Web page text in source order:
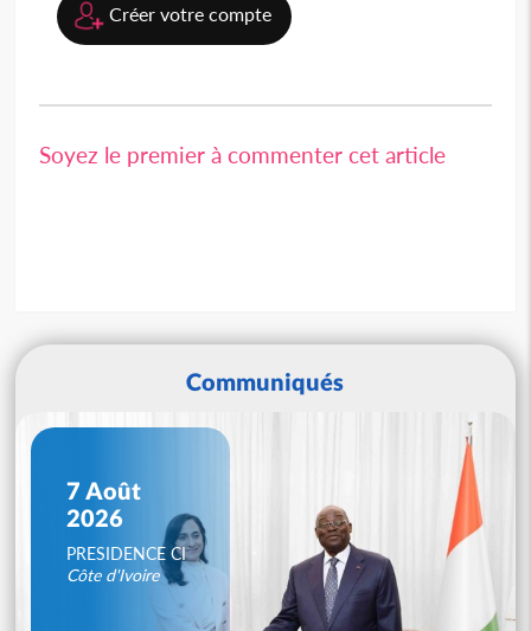
Créer votre compte
Soyez le premier à commenter cet article
Communiqués
7 Août
2026
PRESIDENCE CI
Côte d'Ivoire